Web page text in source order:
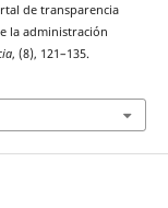
de transparencia
la administración
, (8), 121–135.